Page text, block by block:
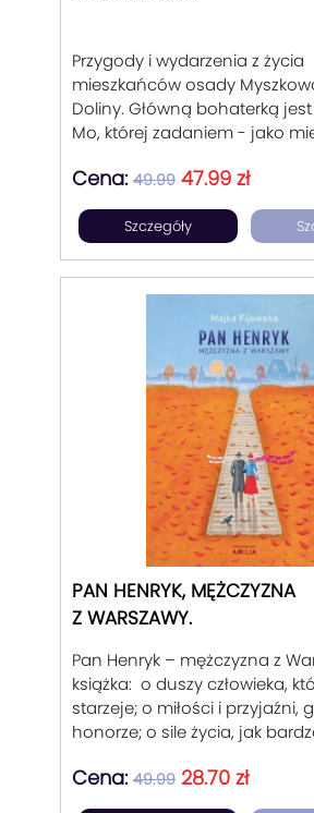
Przygody i wydarzenia z życia
mieszkańców osady
Doliny. Główną bohaterką
Mo, której zadaniem - jako
spisywania dziejów
Cena: 49.99 47.99 zł
Szczegóły
PAN HENRYK, MĘŻCZYZNA
Z WARSZAWY.
Pan Henryk – mężczyzna z
książka: o duszy człowieka,
starzeje; o miłości i przyjaźni,
honorze; o sile życia, jak
Cena: 49.99 28.70 zł